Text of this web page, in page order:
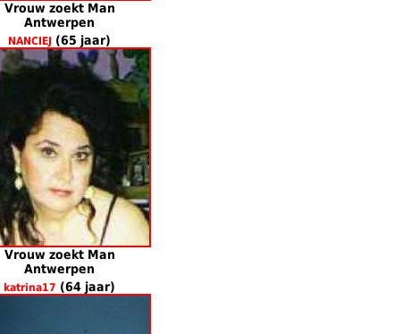
Vrouw zoekt Man
Antwerpen
NANCIEJ (65 jaar)
Vrouw zoekt Man
Antwerpen
katrina17 (64 jaar)